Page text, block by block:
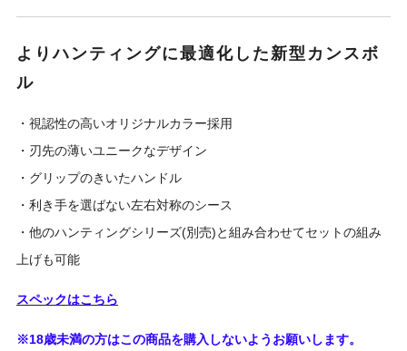
よりハンティングに最適化した新型カンスボ
ル
・視認性の高いオリジナルカラー採用
・刃先の薄いユニークなデザイン
・グリップのきいたハンドル
・利き手を選ばない左右対称のシース
・他のハンティングシリーズ(別売)と組み合わせてセットの組み
上げも可能
スペックはこちら
※18歳未満の方はこの商品を購入しないようお願いします。